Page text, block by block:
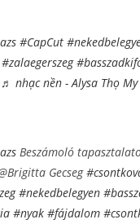
#CapCut
#zalaegerszeg
♬ nhạc nền - Alysa Thọ
Beszámoló
Gecseg
#nekedbelegyen
#nyak #fájdalom